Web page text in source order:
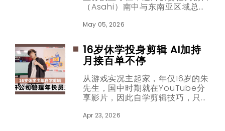
（Asahi）南中与东南亚区域总执
的焦点。
May 05, 2026
16岁休学投身剪辑 AI加持
月接百单不停
从游戏实况主起家，年仅16岁的朱
先生，国中时期就在YouTube分
享影片，因此自学剪辑技巧，只花
如今，他选择高中休学，自行创立
Apr 23, 2026